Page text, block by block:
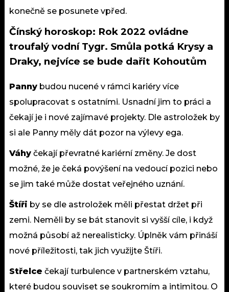
konečně se posunete vpřed.
Čínský horoskop: Rok 2022 ovládne
troufalý vodní Tygr. Smůla potká Krysy a
Draky, nejvíce se bude dařit Kohoutům
Panny budou nucené v rámci kariéry více
spolupracovat s ostatními. Usnadní jim to práci a
čekají je i nové zajímavé projekty. Dle astroložek by
si ale Panny měly dát pozor na výlevy ega.
Váhy čekají převratné kariérní změny. Je dost
možné, že je čeká povýšení na vedoucí pozici nebo
se jim také může dostat veřejného uznání.
Štíři by se dle astroložek měli přestat držet při
zemi. Neměli by se bát stanovit si vyšší cíle, i když
možná působí až nerealisticky. Úplněk vám přináší
nové příležitosti, tak jich využijte Štíři.
Střelce čekají turbulence v partnerském vztahu,
které budou souviset se soukromím a intimitou. O